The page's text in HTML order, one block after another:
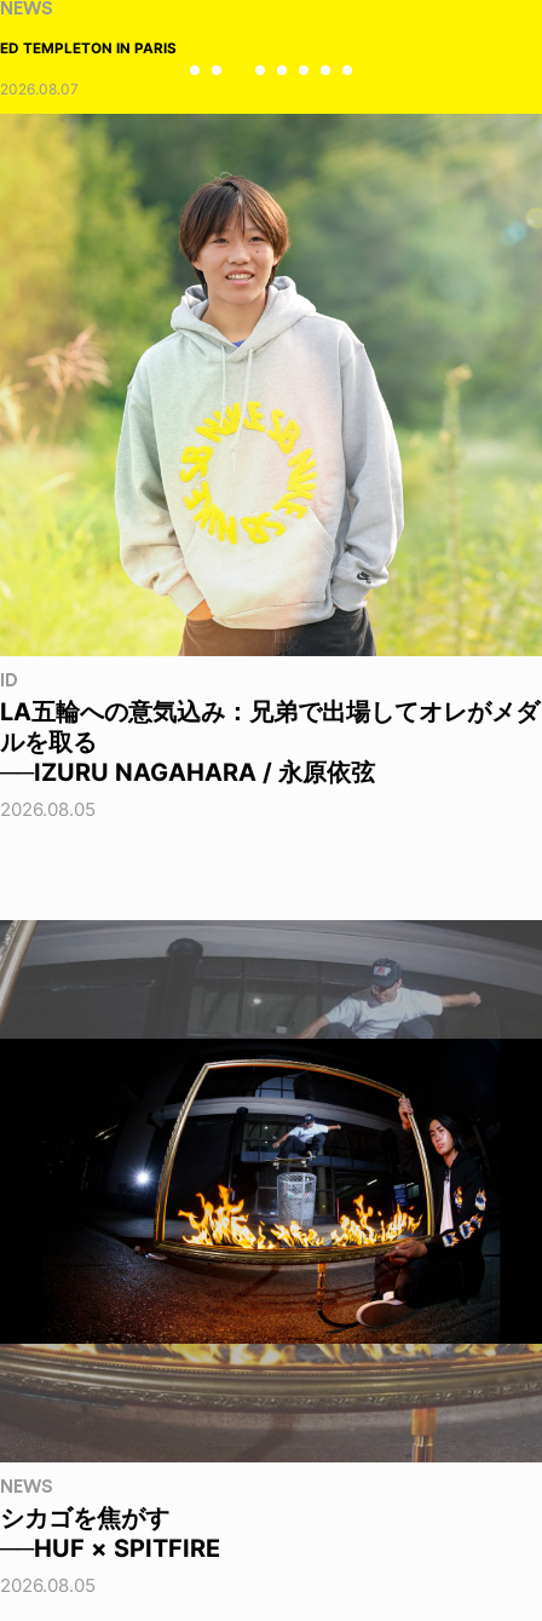
NEWS
ED TEMPLETON IN PARIS
2026.08.07
ID
LA五輪への意気込み：兄弟で出場してオレがメダ
ルを取る
──IZURU NAGAHARA / 永原依弦
2026.08.05
NEWS
シカゴを焦がす
──HUF × SPITFIRE
2026.08.05